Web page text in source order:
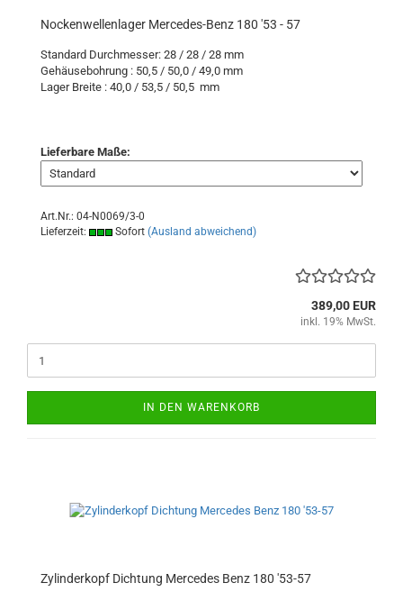
Nockenwellenlager Mercedes-Benz 180 '53 - 57
Standard Durchmesser: 28 / 28 / 28 mm
Gehäusebohrung : 50,5 / 50,0 / 49,0 mm
Lager Breite : 40,0 / 53,5 / 50,5 mm
Lieferbare Maße:
Art.Nr.: 04-N0069/3-0
Lieferzeit:
Sofort (Ausland abweichend)
389,00 EUR
inkl. 19% MwSt.
IN DEN WARENKORB
Zylinderkopf Dichtung Mercedes Benz 180 '53-57